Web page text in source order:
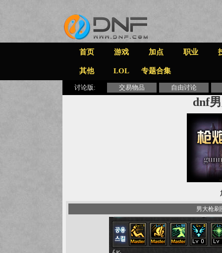
首页 游戏 加点 职业
其他 LOL 专题合集
讨论版: 交易物品 自由讨论
dnf
男大枪刷